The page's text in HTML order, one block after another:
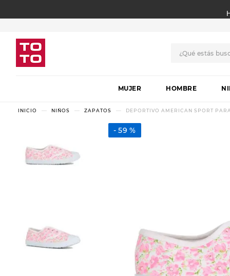
MUJER HOMBRE
NIÑOS ZAPATOS DEPORTIVO AMERICAN SPORT
59 %
1.
botas
2.
skechers
3.
.
slip-ins
10. botas dama